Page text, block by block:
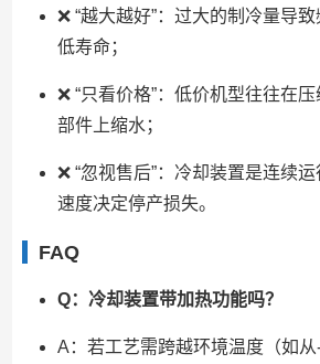
❌ “越大越好”：过大的制冷量导
低寿命；
❌ “只看价格”：低价机型往往在
部件上缩水；
❌ “忽视售后”：冷却装置是连续
速度决定停产损失。
FAQ
Q：冷却装置带加热功能吗？
A：若工艺需跨越环境温度（如